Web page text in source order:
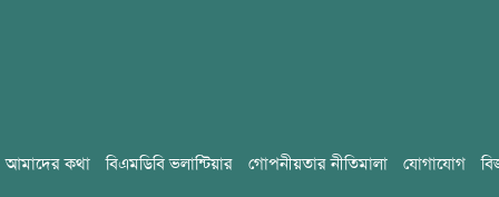
আমাদের কথা বিএমডিবি ভলান্টিয়ার গোপনীয়তার নীতিমালা যোগাযোগ